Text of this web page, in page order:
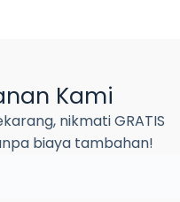
Kami
nikmati GRATIS
biaya tambahan!